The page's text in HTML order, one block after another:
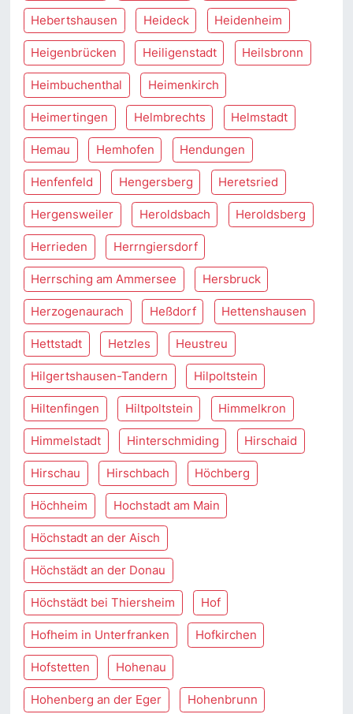
Hebertshausen Heideck Heidenheim
Heigenbrücken Heiligenstadt Heilsbronn
Heimbuchenthal Heimenkirch
Heimertingen Helmbrechts Helmstadt
Hemau Hemhofen Hendungen
Henfenfeld Hengersberg Heretsried
Hergensweiler Heroldsbach Heroldsberg
Herrieden Herrngiersdorf
Herrsching am Ammersee Hersbruck
Herzogenaurach Heßdorf Hettenshausen
Hettstadt Hetzles Heustreu
Hilgertshausen-Tandern Hilpoltstein
Hiltenfingen Hiltpoltstein Himmelkron
Himmelstadt Hinterschmiding Hirschaid
Hirschau Hirschbach Höchberg
Höchheim Hochstadt am Main
Höchstadt an der Aisch
Höchstädt an der Donau
Höchstädt bei Thiersheim Hof
Hofheim in Unterfranken Hofkirchen
Hofstetten Hohenau
Hohenberg an der Eger Hohenbrunn